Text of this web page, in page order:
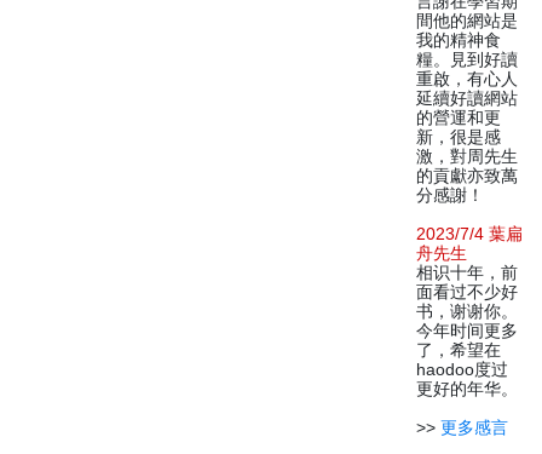
間他的網站是
我的精神食
糧。見到好讀
重啟，有心人
延續好讀網站
的營運和更
新，很是感
激，對周先生
的貢獻亦致萬
分感謝！
2023/7/4 葉扁
舟先生
相识十年，前
面看过不少好
书，谢谢你。
今年时间更多
了，希望在
haodoo度过
更好的年华。
>> 更多感言